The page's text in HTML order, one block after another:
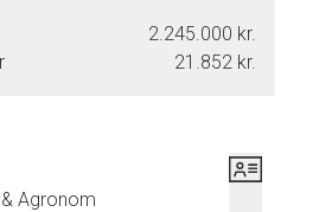
2.245.000 kr.
21.852 kr.
Agronom